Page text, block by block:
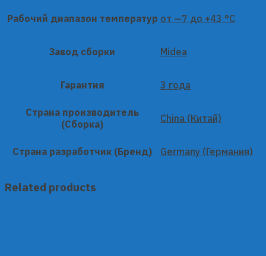
Рабочий диапазон температур от —7 до +43 °C
Завод сборки Midea
Гарантия 3 года
Страна производитель
(Сборка)
China (Китай)
Страна разработчик (Бренд) Germany (Германия)
Related products